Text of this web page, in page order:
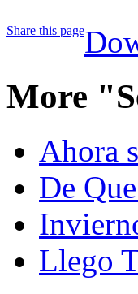
Share this page
More
Ahora
De
Llego